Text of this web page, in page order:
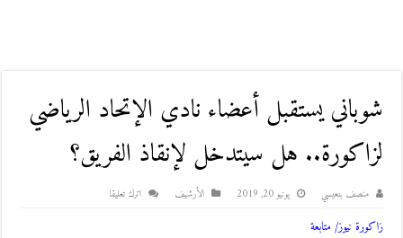
شوباني يستقبل أعضاء نادي الإتحاد الرياضي
لزاكورة.. هل سيتدخل لإنقاذ الفريق؟
منصف بنعيسي يونيو 20, 2019 اﻷرشيف اترك تعليقا
زاكورة نيوز/ متابعة